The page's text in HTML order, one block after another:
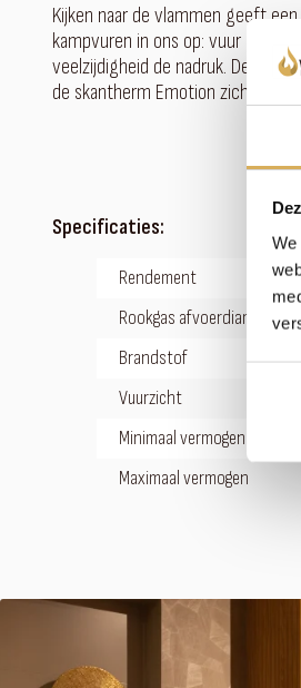
Kijken naar de vlammen geeft
kampvuren in ons op: vuur brengt
veelzijdigheid de nadruk. Deze
de skantherm Emotion zich door
Specificaties:
Rendement
Rookgas afvoerdiameter
Brandstof
Vuurzicht
Minimaal vermogen
Maximaal vermogen